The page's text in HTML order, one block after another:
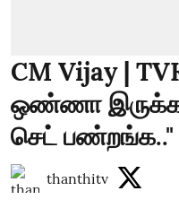
CM Vijay |
ஒண்ணா
செட் பண்றங்க.."
thanthitv